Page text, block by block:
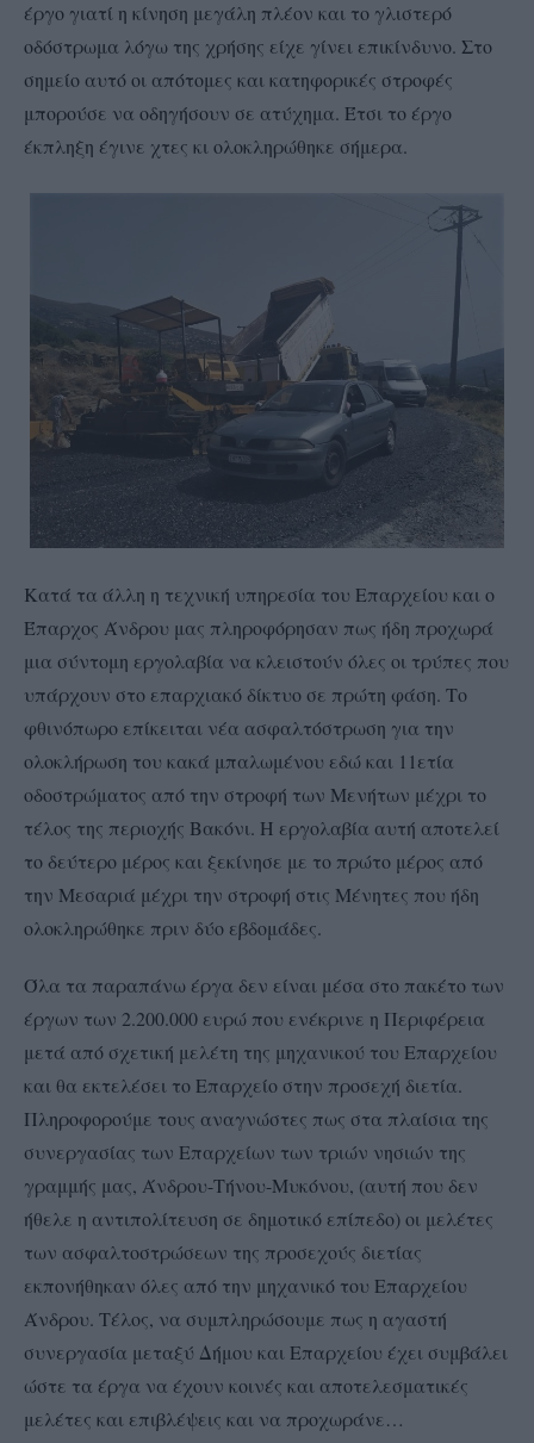
έργο γιατί η κίνηση μεγάλη πλέον και το γλιστερό
οδόστρωμα λόγω της χρήσης είχε γίνει επικίνδυνο. Στο
σημείο αυτό οι απότομες και κατηφορικές στροφές
μπορούσε να οδηγήσουν σε ατύχημα. Έτσι το έργο
έκπληξη έγινε χτες κι ολοκληρώθηκε σήμερα.
Κατά τα άλλη η τεχνική υπηρεσία του Επαρχείου και ο
Έπαρχος Άνδρου μας πληροφόρησαν πως ήδη προχωρά
μια σύντομη εργολαβία να κλειστούν όλες οι τρύπες που
υπάρχουν στο επαρχιακό δίκτυο σε πρώτη φάση. Το
φθινόπωρο επίκειται νέα ασφαλτόστρωση για την
ολοκλήρωση του κακά μπαλωμένου εδώ και 11ετία
οδοστρώματος από την στροφή των Μενήτων μέχρι το
τέλος της περιοχής Βακόνι. Η εργολαβία αυτή αποτελεί
το δεύτερο μέρος και ξεκίνησε με το πρώτο μέρος από
την Μεσαριά μέχρι την στροφή στις Μένητες που ήδη
ολοκληρώθηκε πριν δύο εβδομάδες.
Όλα τα παραπάνω έργα δεν είναι μέσα στο πακέτο των
έργων των 2.200.000 ευρώ που ενέκρινε η Περιφέρεια
μετά από σχετική μελέτη της μηχανικού του Επαρχείου
και θα εκτελέσει το Επαρχείο στην προσεχή διετία.
Πληροφορούμε τους αναγνώστες πως στα πλαίσια της
συνεργασίας των Επαρχείων των τριών νησιών της
γραμμής μας, Άνδρου-Τήνου-Μυκόνου, (αυτή που δεν
ήθελε η αντιπολίτευση σε δημοτικό επίπεδο) οι μελέτες
των ασφαλτοστρώσεων της προσεχούς διετίας
εκπονήθηκαν όλες από την μηχανικό του Επαρχείου
Άνδρου. Τέλος, να συμπληρώσουμε πως η αγαστή
συνεργασία μεταξύ Δήμου και Επαρχείου έχει συμβάλει
ώστε τα έργα να έχουν κοινές και αποτελεσματικές
μελέτες και επιβλέψεις και να προχωράνε…